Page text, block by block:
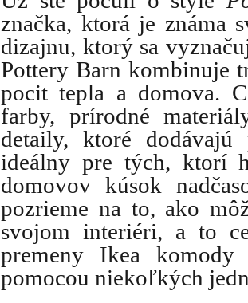
značka, ktorá je známa
dizajnu, ktorý sa
Pottery Barn kombinuje
pocit tepla a domova.
farby, prírodné
detaily, ktoré
ideálny pre tých, ktorí
domovov kúsok
pozrieme na to, ako
svojom interiéri, a to
premeny Ikea
pomocou niekoľkých